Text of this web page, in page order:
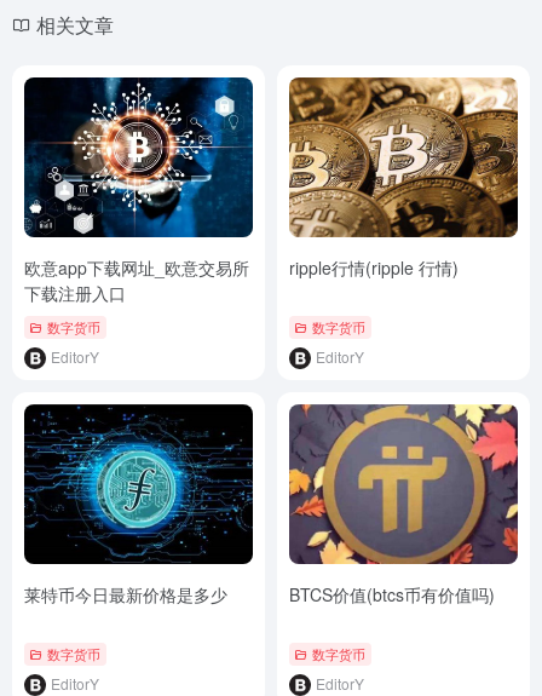
相关文章
欧意app下载网址_欧意交易所
下载注册入口
数字货币
EditorY
ripple行情(ripple 行情)
数字货币
EditorY
莱特币今日最新价格是多少
数字货币
EditorY
BTCS价值(btcs币有价值吗)
数字货币
EditorY